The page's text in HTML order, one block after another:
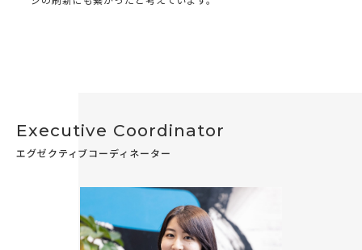
Executive Coordinator
エグゼクティブコーディネーター